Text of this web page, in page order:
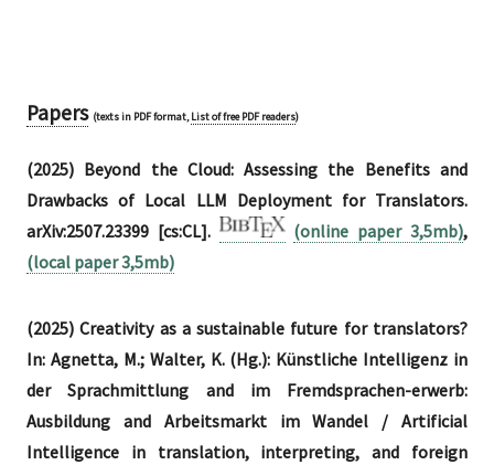
Papers (texts in PDF format,List of free PDF readers)
(2025) Beyond the Cloud: Assessing the Benefits and
Drawbacks of Local LLM Deployment for Translators.
arXiv:2507.23399 [cs:CL].
(online paper 3,5mb),
(local paper 3,5mb)
(2025) Creativity as a sustainable future for translators?
In: Agnetta, M.; Walter, K. (Hg.): Künstliche Intelligenz in
der Sprachmittlung and im Fremdsprachen-erwerb:
Ausbildung and Arbeitsmarkt im Wandel / Artificial
Intelligence in translation, interpreting, and foreign